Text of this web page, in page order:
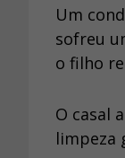
Um
sofreu
o filho
O casal
limpeza